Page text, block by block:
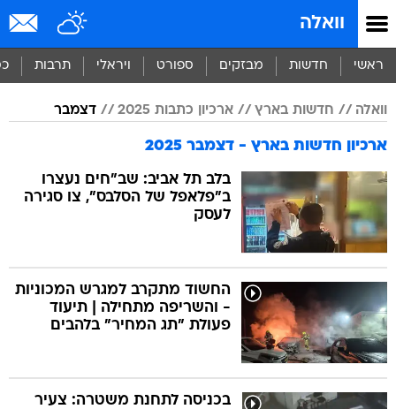
וואלה
ראשי חדשות מבזקים ספורט ויראלי תרבות
וואלה חדשות בארץ ארכיון כתבות 2025 דצמבר
ארכיון חדשות בארץ - דצמבר 2025
בלב תל אביב: שב"חים נעצרו
ב"פלאפל של הסלבס", צו סגירה
לעסק
החשוד מתקרב למגרש המכוניות
- והשריפה מתחילה | תיעוד
פעולת "תג המחיר" בלהבים
בכניסה לתחנת משטרה: צעיר